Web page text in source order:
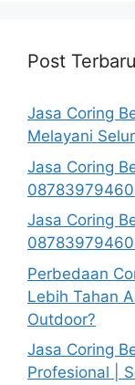
Post Terbaru
Jasa Coring
Melayani
Jasa Coring
Jasa Coring
Perbedaan
Lebih Tahan
Outdoor?
Jasa Coring
Profesional |